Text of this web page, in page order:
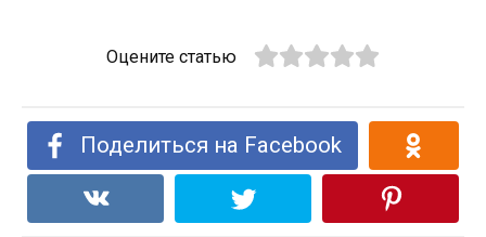
Оцените статью
Поделиться на Facebook